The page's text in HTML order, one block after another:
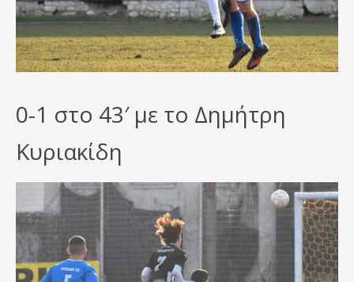
0-1 στο 43′ με το Δημήτρη
Κυριακίδη